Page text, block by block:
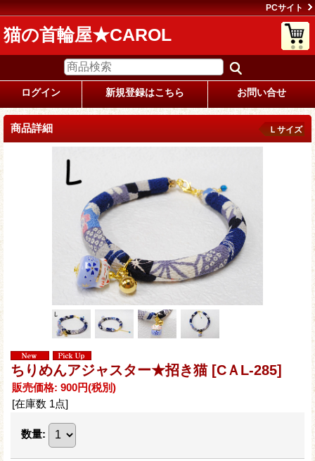
PCサイト
猫の首輪屋★CAROL
ログイン 新規登録はこちら お問い合せ
商品詳細 Ｌサイズ
ちりめんアジャスター★招き猫 [CＡL-285]
販売価格: 900円(税別)
[在庫数 1点]
数量: